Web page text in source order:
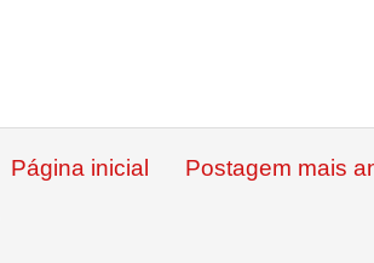
Postagem mais
Página inicial